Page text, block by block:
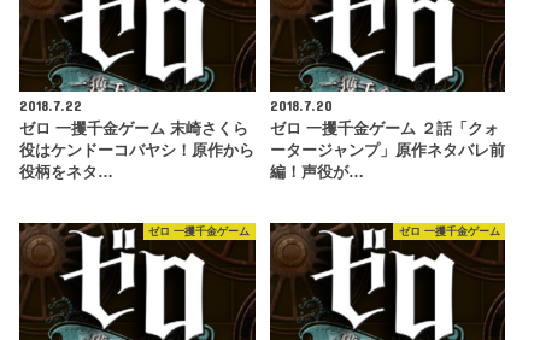
2018.7.22
ゼロ 一攫千金ゲーム 末崎さくら
役はケンドーコバヤシ！原作から
役柄をネタ…
2018.7.20
ゼロ 一攫千金ゲーム ２話「クォ
ータージャンプ」原作ネタバレ前
編！声役が…
ゼロ 一攫千金ゲーム ゼロ 一攫千金ゲーム